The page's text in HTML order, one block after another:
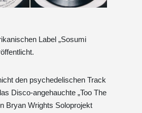
Label „Sosumi
den psychedelischen Track
Disco-angehauchte „Too The
Bryan Wrights Soloprojekt